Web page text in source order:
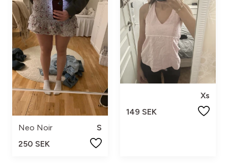
Neo Noir
S
250 SEK
Xs
149 SEK